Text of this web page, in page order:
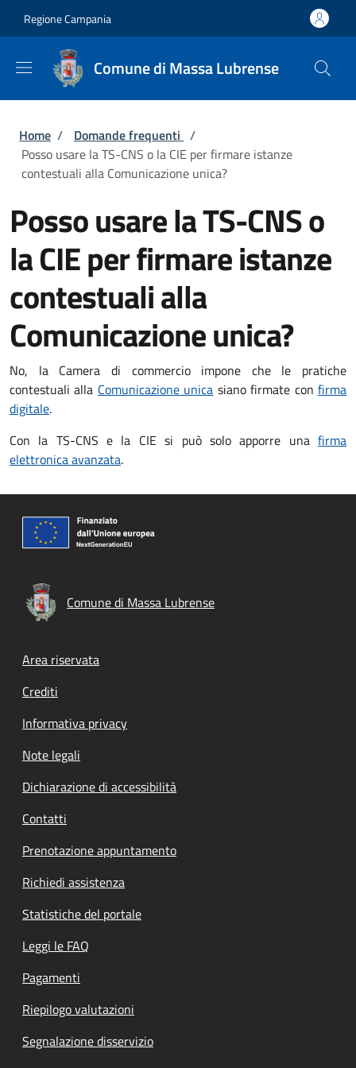
Regione Campania
Comune di Massa Lubrense
Briciole di pane
Home / Domande frequenti /
Posso usare la TS-CNS o la CIE per firmare istanze
contestuali alla Comunicazione unica?
Posso usare la TS-CNS o
la CIE per firmare istanze
contestuali alla
Comunicazione unica?
No, la Camera di commercio impone che le pratiche
contestuali alla Comunicazione unica siano firmate confirma
digitale.
Con la TS-CNS e la CIE si può solo apporre una firma
elettronica avanzata.
Comune di Massa Lubrense
Footer menu
Area riservata
Crediti
Informativa privacy
Note legali
Dichiarazione di accessibilità
Contatti
Prenotazione appuntamento
Richiedi assistenza
Statistiche del portale
Leggi le FAQ
Pagamenti
Riepilogo valutazioni
Segnalazione disservizio